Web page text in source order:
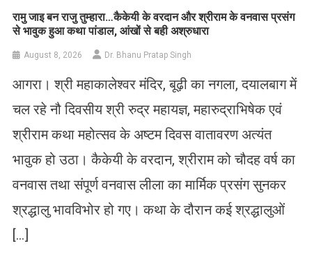
रामु जाइ बन राजु तुम्हारा…कैकेयी के वरदान और श्रीराम के वनवास प्रसंग
से भावुक हुआ कथा पांडाल, आंखों से बही अश्रुधारा
August 8, 2026 Dr. Bhanu Pratap Singh
आगरा। श्री महाकालेश्वर मंदिर, बूढ़ी का नगला, दयालबाग में
चल रहे नौ दिवसीय श्री रुद्र महायज्ञ, महारुद्राभिषेक एवं
श्रीराम कथा महोत्सव के अष्टम दिवस वातावरण अत्यंत
भावुक हो उठा। कैकेयी के वरदान, श्रीराम को चौदह वर्ष का
वनवास तथा संपूर्ण वनवास लीला का मार्मिक प्रसंग सुनकर
श्रद्धालु भावविभोर हो गए। कथा के दौरान कई श्रद्धालुओं
[…]